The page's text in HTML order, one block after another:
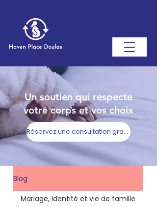
Un soutien qui respecte
votre corps et vos choix
Réservez une consultation gratuite
Blog
Mariage, identité et vie de famille